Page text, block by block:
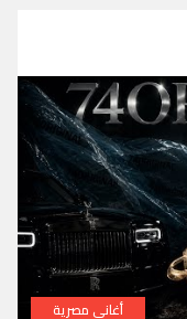
أغاني مصرية